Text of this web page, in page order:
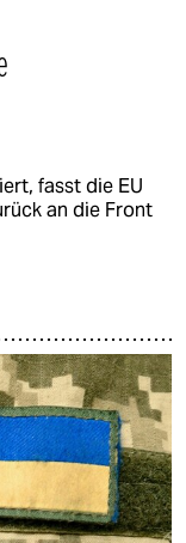
fasst die EU
an die Front